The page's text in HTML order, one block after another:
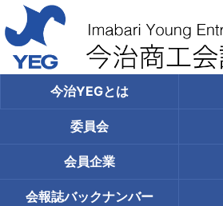
今治YEGとは
委員会
会員企業
会報誌バックナンバー